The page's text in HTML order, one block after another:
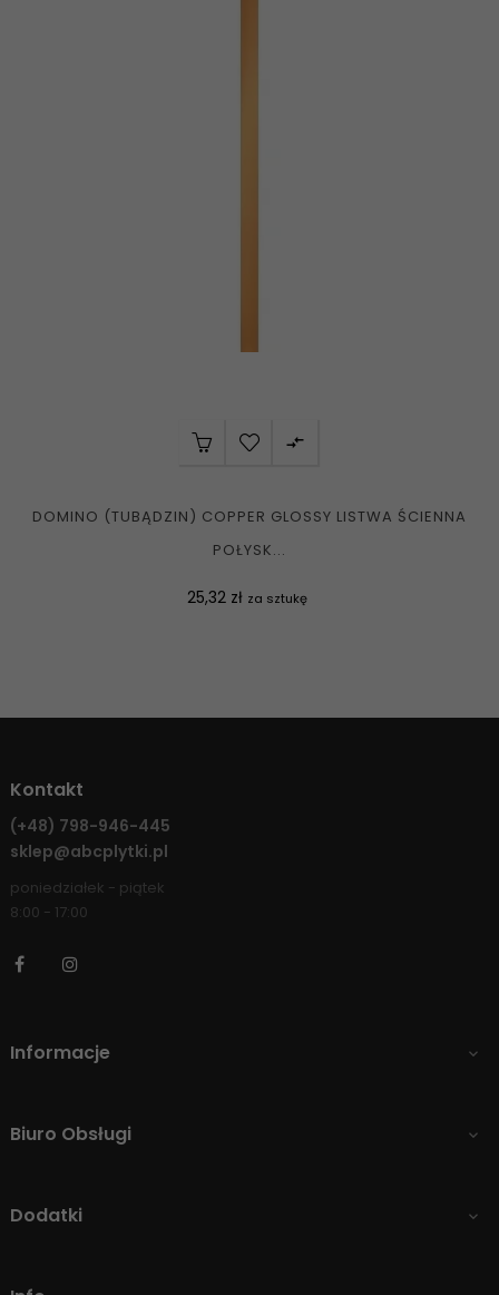

DOMINO (TUBĄDZIN) COPPER GLOSSY LISTWA ŚCIENNA
POŁYSK...
Cena
25,32 zł za sztukę
Kontakt
(+48) 798-946-445
sklep@abcplytki.pl
poniedziałek - piątek
8:00 - 17:00
Facebook
Informacje 
Biuro Obsługi 
Dodatki 